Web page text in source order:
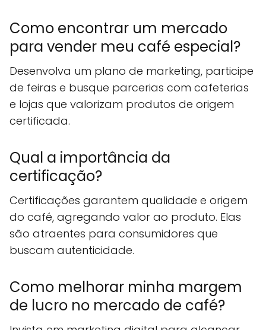
Como encontrar um mercado
para vender meu café especial?
Desenvolva um plano de marketing, participe
de feiras e busque parcerias com cafeterias
e lojas que valorizam produtos de origem
certificada.
Qual a importância da
certificação?
Certificações garantem qualidade e origem
do café, agregando valor ao produto. Elas
são atraentes para consumidores que
buscam autenticidade.
Como melhorar minha margem
de lucro no mercado de café?